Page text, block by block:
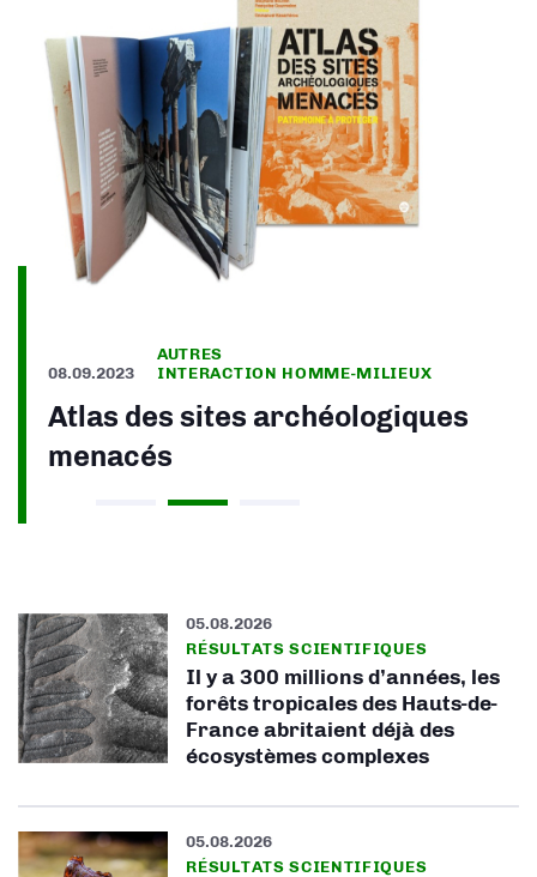
08.09.2023
AUTRES
INTERACTION HOMME-MILIEUX
Atlas des sites archéologiques
menacés
05.08.2026
RÉSULTATS SCIENTIFIQUES
Il y a 300 millions d’années, les
forêts tropicales des Hauts-de-
France abritaient déjà des
écosystèmes complexes
05.08.2026
RÉSULTATS SCIENTIFIQUES